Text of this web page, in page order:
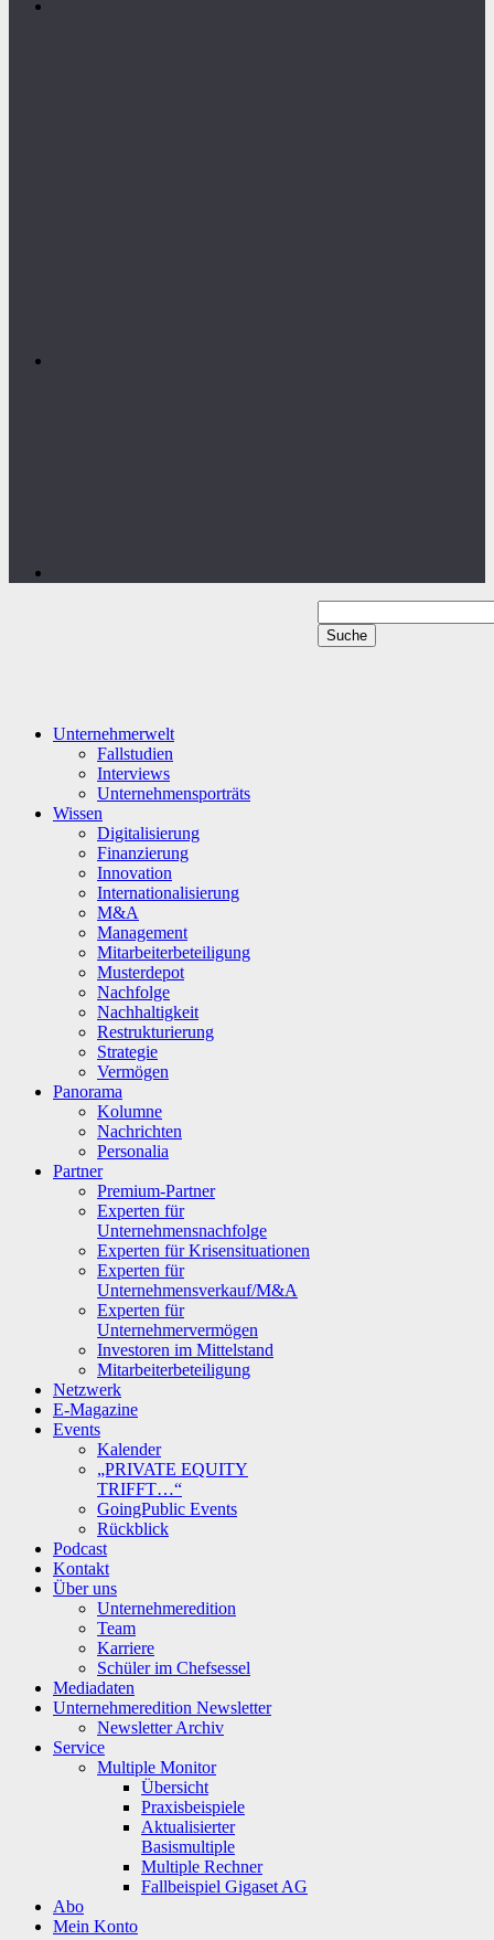
Unternehmerwelt
Fallstudien
Interviews
Unternehmensporträts
Wissen
Digitalisierung
Finanzierung
Innovation
Internationalisierung
M&A
Management
Mitarbeiterbeteiligung
Musterdepot
Nachfolge
Nachhaltigkeit
Restrukturierung
Strategie
Vermögen
Panorama
Kolumne
Nachrichten
Personalia
Partner
Premium-Partner
Experten für
Unternehmensnachfolge
Experten für Krisensituationen
Experten für
Unternehmensverkauf/M&A
Experten für
Unternehmervermögen
Investoren im Mittelstand
Mitarbeiterbeteiligung
Netzwerk
E-Magazine
Events
Kalender
„PRIVATE EQUITY
TRIFFT…“
GoingPublic Events
Rückblick
Podcast
Kontakt
Über uns
Unternehmeredition
Team
Karriere
Schüler im Chefsessel
Mediadaten
Unternehmeredition Newsletter
Newsletter Archiv
Service
Multiple Monitor
Übersicht
Praxisbeispiele
Aktualisierter
Basismultiple
Multiple Rechner
Fallbeispiel Gigaset AG
Abo
Mein Konto